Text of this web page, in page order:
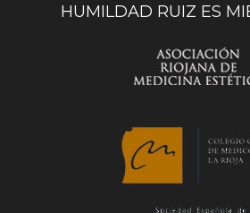
HUMILDAD RUIZ ES